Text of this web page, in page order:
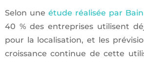
Selon une étude réalisée par Bain
40 % des entreprises utilisent
pour la localisation, et les
croissance continue de cette